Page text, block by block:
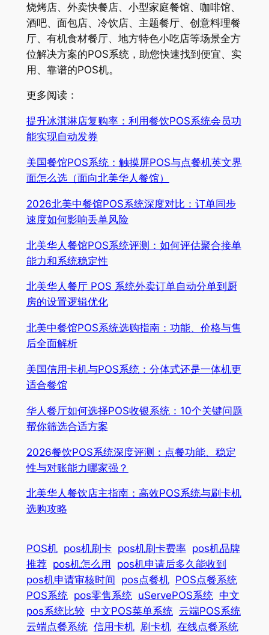
烧烤店、外卖快餐店、小型家庭餐馆、咖啡馆、
酒吧、面包店、冷饮店、主题餐厅、创意料理餐
厅、有机食材餐厅、地方特色小吃店等场景全方
位解决方案的POS系统，助您快速找到便宜、实
用、靠谱的POS机。
更多阅读：
提升冰淇淋店复购率：利用餐饮POS系统会员功
能实现自动发券
美国餐馆POS系统：触摸屏POS与点餐机英文界
面怎么选（面向北美华人餐馆）
2026北美中餐馆POS系统深度对比：订单同步
速度如何影响丢单风险
北美华人餐馆POS系统评测：如何评估聚合接单
能力和系统稳定性
北美华人餐厅 POS 系统外卖订单自动分单到厨
房的设置逻辑优化
北美中餐馆POS系统选购指南：功能、价格与售
后全面解析
美国信用卡机与POS系统：分体式还是一体机更
适合餐馆
华人餐厅如何选择POS收银系统：10个关键问题
帮你筛选合适方案
2026餐饮POS系统深度评测：点餐功能、稳定
性与对账能力哪家强？
北美华人餐饮店主指南：高效POS系统与刷卡机
选购攻略
POS机 pos机刷卡 pos机刷卡费率 pos机品牌
推荐 pos机怎么用
pos机申请后多久能收到
pos机申请审核时间 pos点餐机 POS点餐系统
POS系统 pos零售系统 uServePOS系统 中文
pos系统比较 中文POS菜单系统 云端POS系统
云端点餐系统 信用卡机 刷卡机 在线点餐系统